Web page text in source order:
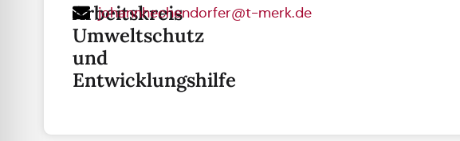
Arbeitskreis
Umweltschutz
und
Entwicklungshilfe
johannhechendorfer@t-merk.de